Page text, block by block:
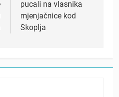
pucali na vlasnika
mjenjačnice kod
Skoplja